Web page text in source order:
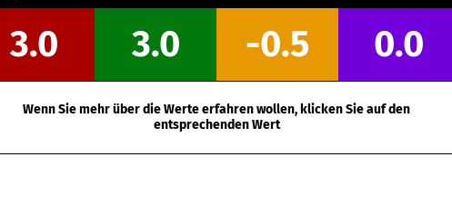
3.0 3.0 -0.5 0.0
Wenn Sie mehr über die Werte erfahren wollen, klicken Sie auf den
entsprechenden Wert